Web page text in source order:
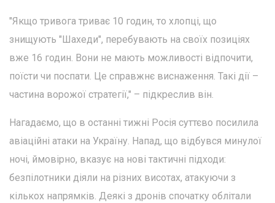
"Якщо тривога триває 10 годин, то хлопці, що
знищують "Шахеди", перебувають на своїх позиціях
вже 16 годин. Вони не мають можливості відпочити,
поїсти чи поспати. Це справжнє виснаження. Такі дії –
частина ворожої стратегії," – підкреслив він.
Нагадаємо, що в останні тижні Росія суттєво посилила
авіаційні атаки на Україну. Напад, що відбувся минулої
ночі, ймовірно, вказує на нові тактичні підходи:
безпілотники діяли на різних висотах, атакуючи з
кількох напрямків. Деякі з дронів спочатку облітали